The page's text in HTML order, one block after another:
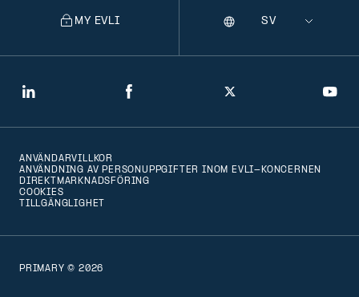
LinkedIn Facebook Twitter
MY EVLI
Selecting
that
the
Språk
PRIMARY © 2026
ANVÄNDARVILLKOR
ANVÄNDNING AV PERSONUPPGIFTER INOM EVLI-KONCERNEN
DIREKTMARKNADSFÖRING
COOKIES
TILLGÄNGLIGHET